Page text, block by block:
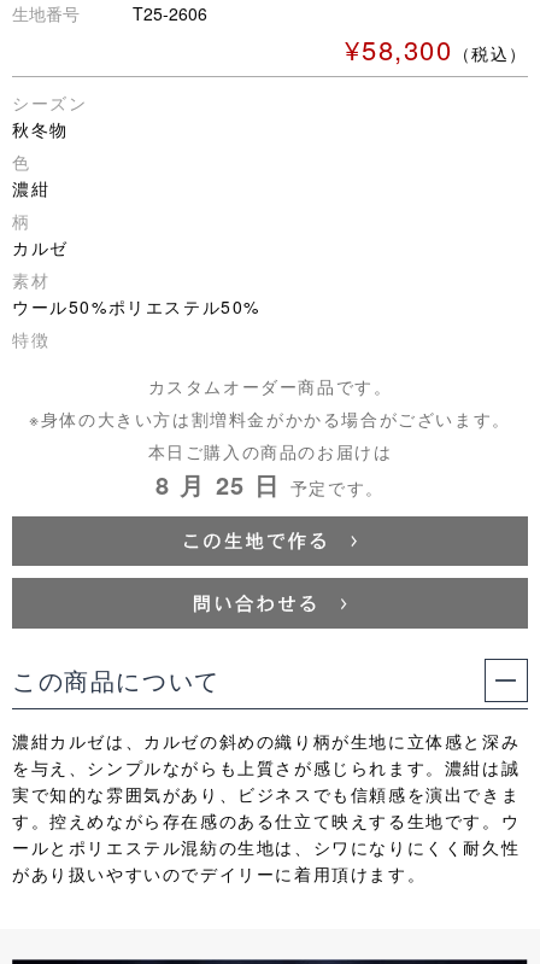
生地番号
T25-2606
¥58,300 （税込）
シーズン
秋冬物
色
濃紺
柄
カルゼ
素材
ウール50%ポリエステル50%
特徴
カスタムオーダー商品です。
※身体の大きい方は割増料金がかかる場合がございます。
本日ご購入の商品のお届けは
8 月 25 日 予定です。
この商品について
濃紺カルゼは、カルゼの斜めの織り柄が生地に立体感と深み
を与え、シンプルながらも上質さが感じられます。濃紺は誠
実で知的な雰囲気があり、ビジネスでも信頼感を演出できま
す。控えめながら存在感のある仕立て映えする生地です。ウ
ールとポリエステル混紡の生地は、シワになりにくく耐久性
があり扱いやすいのでデイリーに着用頂けます。